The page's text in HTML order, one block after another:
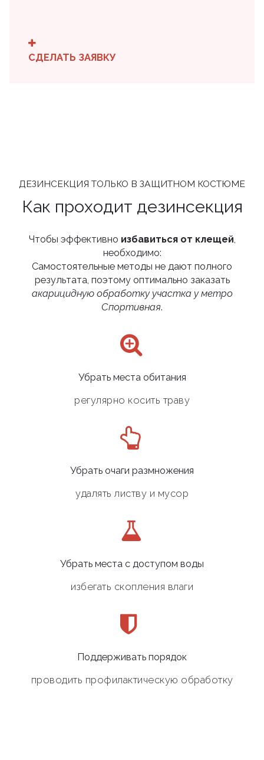
СДЕЛАТЬ ЗАЯВКУ
ДЕЗИНСЕКЦИЯ ТОЛЬКО В ЗАЩИТНОМ КОСТЮМЕ
Как проходит дезинсекция
Чтобы эффективно избавиться от клещей,
необходимо:
Самостоятельные методы не дают полного
результата, поэтому оптимально заказать
акарицидную обработку участка у метро
Спортивная.
Убрать места обитания
регулярно косить траву
Убрать очаги размножения
удалять листву и мусор
Убрать места с доступом воды
избегать скопления влаги
Поддерживать порядок
проводить профилактическую обработку